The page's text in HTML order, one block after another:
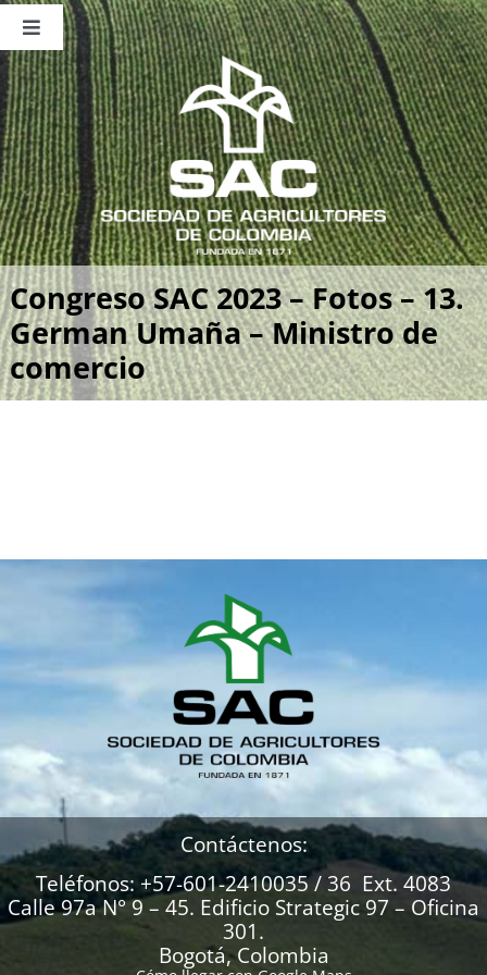
Saltar
contenido
Toggle
Navigation
Nosotros
Publicaciones
Sala de Prensa
Eventos
Congreso SAC 2023 – Fotos – 13.
German Umaña – Ministro de
comercio
Contáctenos:
Teléfonos: +57-601-2410035 / 36 Ext. 4083
Calle 97a N° 9 – 45. Edificio Strategic 97 – Oficina
301.
Bogotá, Colombia